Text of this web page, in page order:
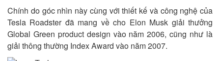
Chính do góc nhìn này cùng với thiết kế và công nghệ của
Tesla Roadster đã mang về cho Elon Musk giải thưởng
Global Green product design vào năm 2006, cũng như là
giải thông thường Index Award vào năm 2007.